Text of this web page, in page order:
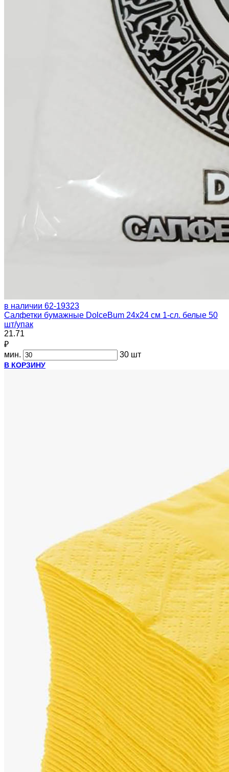
в наличии 62-19323
Салфетки бумажные DolceBum 24х24 см 1-сл. белые 50
шт/упак
21.71
₽
мин.
30 шт
В КОРЗИНУ